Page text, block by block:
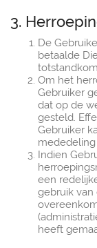
3.
De
betaalde
Om het
Gebruiker
dat op de
gesteld.
Gebruiker
mededeling
Indien
een
gebruik van
heeft